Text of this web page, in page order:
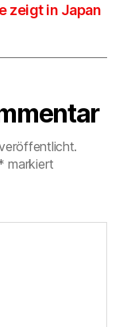
zeigt in Japan
markiert